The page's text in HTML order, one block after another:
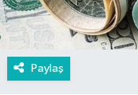
Paylaş